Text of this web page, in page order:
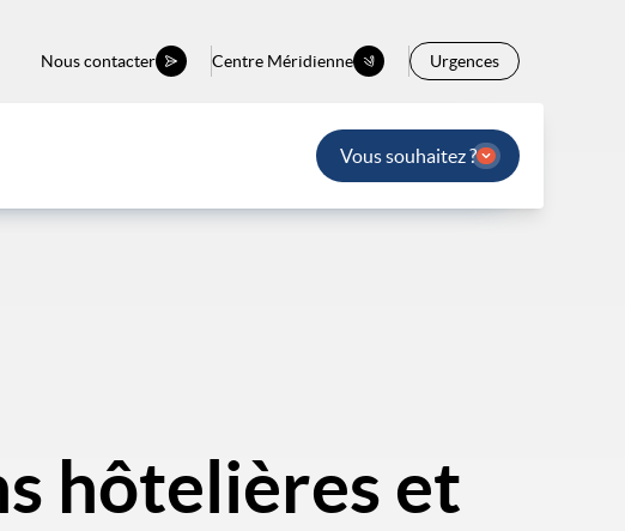
Nous contacter Centre Méridienne Urgences
Vous souhaitez ?
hôtelières et